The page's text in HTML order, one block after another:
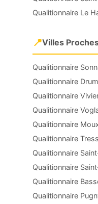
Qualitionnaire Le
📍Villes
Qualitionnaire
Qualitionnaire
Qualitionnaire
Qualitionnaire
Qualitionnaire
Qualitionnaire
Qualitionnaire
Qualitionnaire
Qualitionnaire
Qualitionnaire